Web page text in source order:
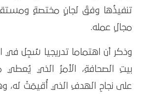
تنفيذُها وفقَ لجانٍ مختصةٍ
مجالِ عمله.
وذكر أن اهتماما تدريجيا سُجِل في
بيتِ الصحافةِ، الأمرُ الذي يُعطي
على نجاحِ الهدفِ الذي أُقيمَتْ له،